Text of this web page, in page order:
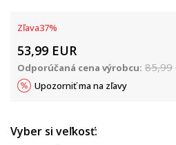
Zľava37%
53,99 EUR
Odporúčaná cena výrobcu: 85,99
Upozorniť ma na zľavy
Vyber si veľkosť: